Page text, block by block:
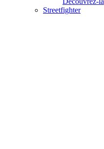
Streetfighter